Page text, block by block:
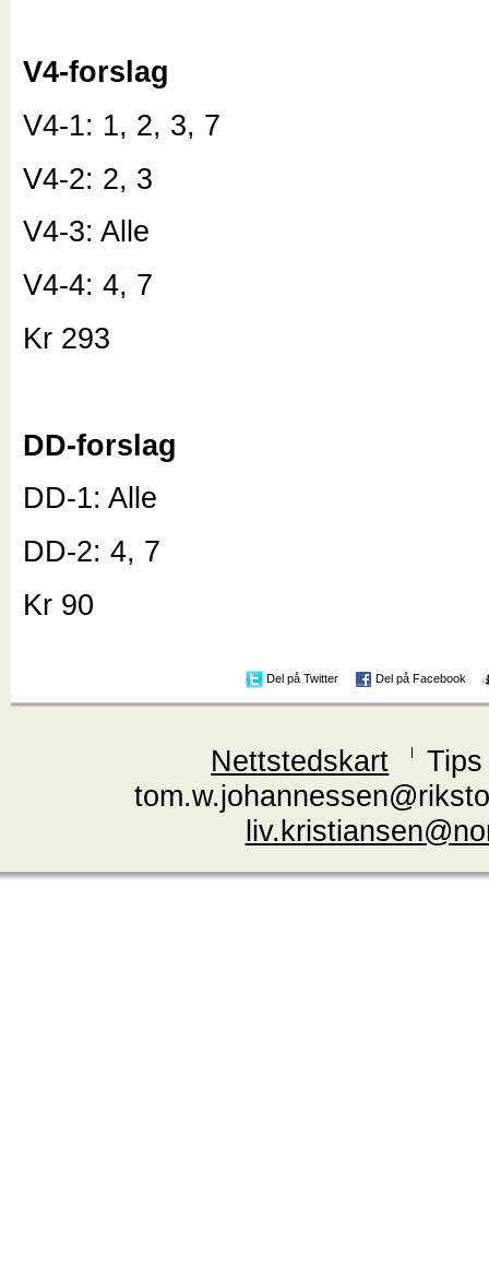
V4-forslag
V4-1: 1, 2, 3, 7
V4-2: 2, 3
V4-3: Alle
V4-4: 4, 7
Kr 293
DD-forslag
DD-1: Alle
DD-2: 4, 7
Kr 90
Del på Twitter Del på Facebook
Nettstedskart